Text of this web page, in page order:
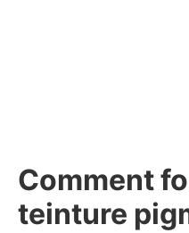
Comment
teinture